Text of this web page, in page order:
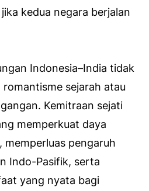
kedua negara berjalan
Indonesia–India tidak
sejarah atau
Kemitraan sejati
memperkuat daya
memperluas pengaruh
Indo-Pasifik, serta
yang nyata bagi